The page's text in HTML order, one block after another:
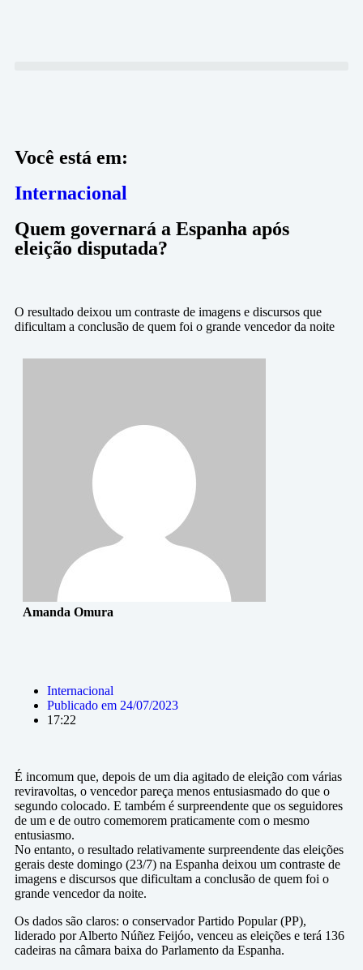
Você está em:
Internacional
Quem governará a Espanha após
eleição disputada?
O resultado deixou um contraste de imagens e discursos que
dificultam a conclusão de quem foi o grande vencedor da noite
Amanda Omura
Internacional
Publicado em 24/07/2023
17:22
É incomum que, depois de um dia agitado de eleição com várias
reviravoltas, o vencedor pareça menos entusiasmado do que o
segundo colocado. E também é surpreendente que os seguidores
de um e de outro comemorem praticamente com o mesmo
entusiasmo.
No entanto, o resultado relativamente surpreendente das eleições
gerais deste domingo (23/7) na Espanha deixou um contraste de
imagens e discursos que dificultam a conclusão de quem foi o
grande vencedor da noite.
Os dados são claros: o conservador Partido Popular (PP),
liderado por Alberto Núñez Feijóo, venceu as eleições e terá 136
cadeiras na câmara baixa do Parlamento da Espanha.